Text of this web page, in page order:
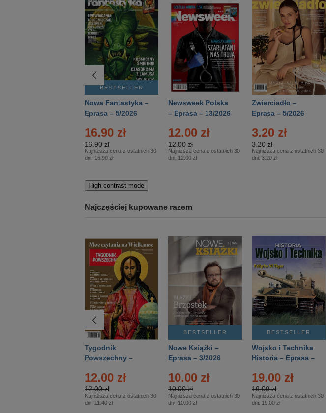
BESTSELLER
Nowa Fantastyka –
Eprasa – 5/2026
16.90 zł
16.90 zł
Najniższa cena z ostatnich 30
dni: 16.90 zł
Newsweek Polska
– Eprasa – 13/2026
12.00 zł
12.00 zł
Najniższa cena z ostatnich 30
dni: 12.00 zł
Zwierciadło –
Eprasa – 5/2026
3.20 zł
3.20 zł
Najniższa cena z ostatnich 30
dni: 3.20 zł
High-contrast mode
Najczęściej kupowane razem
Tygodnik
Powszechny –
12.00 zł
12.00 zł
Najniższa cena z ostatnich 30
dni: 11.40 zł
BESTSELLER
Nowe Książki –
Eprasa – 3/2026
10.00 zł
10.00 zł
Najniższa cena z ostatnich 30
dni: 10.00 zł
BESTSELLER
Wojsko i Technika
Historia – Eprasa –
19.00 zł
19.00 zł
Najniższa cena z ostatnich 30
dni: 19.00 zł